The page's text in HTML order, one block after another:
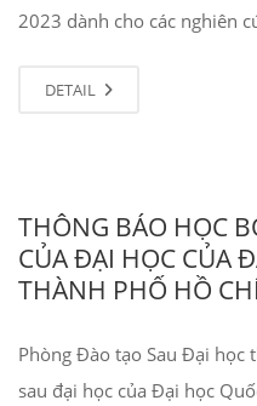
2023 dành cho các nghiên
DETAIL
THÔNG BÁO HỌC
CỦA ĐẠI HỌC CỦA
THÀNH PHỐ HỒ
Phòng Đào tạo Sau Đại học
sau đại học của Đại học